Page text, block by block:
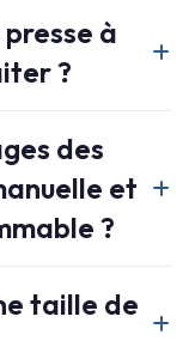
à
?
traiter certains flux
en fonction de leur
des
et
?
fonctionnement
taille de